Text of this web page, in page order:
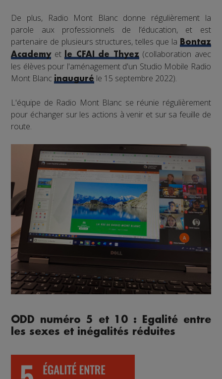
De plus, Radio Mont Blanc donne régulièrement la
parole aux professionnels de l’éducation, et est
partenaire de plusieurs structures, telles que la Bontaz
Academyetle CFAI de Thyez(collaboration avec
les élèves pour l'aménagement d'un Studio Mobile Radio
Mont Blancinauguré le 15 septembre 2022).
L'équipe de Radio Mont Blanc se réunie régulièrement
pour échanger sur les actions à venir et sur sa feuille de
route.
ODD numéro 5 et 10 : Egalité entre
les sexes et inégalités réduites